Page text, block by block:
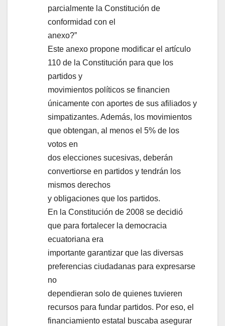
parcialmente la Constitución de
conformidad con el
anexo?”
Este anexo propone modificar el artículo
110 de la Constitución para que los
partidos y
movimientos políticos se financien
únicamente con aportes de sus afiliados y
simpatizantes. Además, los movimientos
que obtengan, al menos el 5% de los
votos en
dos elecciones sucesivas, deberán
convertiorse en partidos y tendrán los
mismos derechos
y obligaciones que los partidos.
En la Constitución de 2008 se decidió
que para fortalecer la democracia
ecuatoriana era
importante garantizar que las diversas
preferencias ciudadanas para expresarse
no
dependieran solo de quienes tuvieren
recursos para fundar partidos. Por eso, el
financiamiento estatal buscaba asegurar